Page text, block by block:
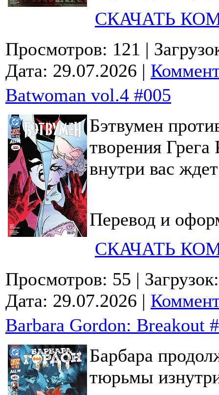
СКАЧАТЬ
Просмотров: 121 |
Дата: 29.07.2026 |
Batwoman vol.4 #005
Бэтвумен
творения Грега
внутри вас
Перевод и
СКАЧАТЬ
Просмотров: 55 |
Дата: 29.07.2026 |
Barbara Gordon: Breakout
Барбара
тюрьмы